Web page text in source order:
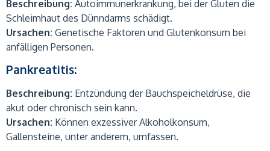
Beschreibung: Autoimmunerkrankung, bei der Gluten die
Schleimhaut des Dünndarms schädigt.
Ursachen: Genetische Faktoren und Glutenkonsum bei
anfälligen Personen.
Pankreatitis:
Beschreibung: Entzündung der Bauchspeicheldrüse, die
akut oder chronisch sein kann.
Ursachen: Können exzessiver Alkoholkonsum,
Gallensteine, unter anderem, umfassen.